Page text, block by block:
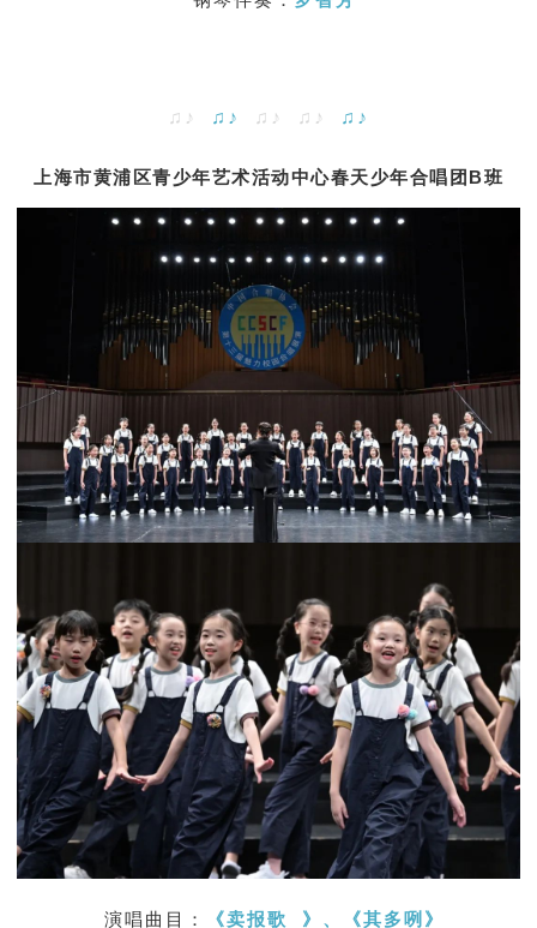
♫♪ ♫♪ ♫♪ ♫♪ ♫♪
上海市黄浦区青少年艺术活动中心春天少年合唱团B班
演唱曲目： 《卖报歌 》 、 《其多咧》